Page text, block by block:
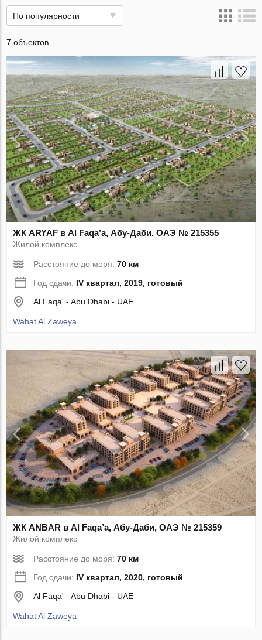
По популярности
7 объектов
ЖК ARYAF в Al Faqa’a, Абу-Даби, ОАЭ № 215355
Жилой комплекс
Расстояние до моря:70 км
Год сдачи: IV квартал, 2019, готовый
Al Faqa' - Abu Dhabi - UAE
Wahat Al Zaweya
ЖК ANBAR в Al Faqa’a, Абу-Даби, ОАЭ № 215359
Жилой комплекс
Расстояние до моря:70 км
Год сдачи: IV квартал, 2020, готовый
Al Faqa' - Abu Dhabi - UAE
Wahat Al Zaweya